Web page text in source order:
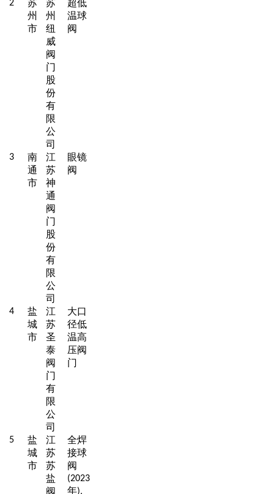
2
苏
州
市
苏
州
纽
威
阀
门
股
份
有
限
公
司
超低
温球
阀
3
南
通
市
江
苏
神
通
阀
门
股
份
有
限
公
司
眼镜
阀
4
盐
城
市
江
苏
圣
泰
阀
门
有
限
公
司
大口
径低
温高
压阀
门
5
盐
城
市
江
苏
苏
盐
阀
全焊
接球
阀
(2023
年),